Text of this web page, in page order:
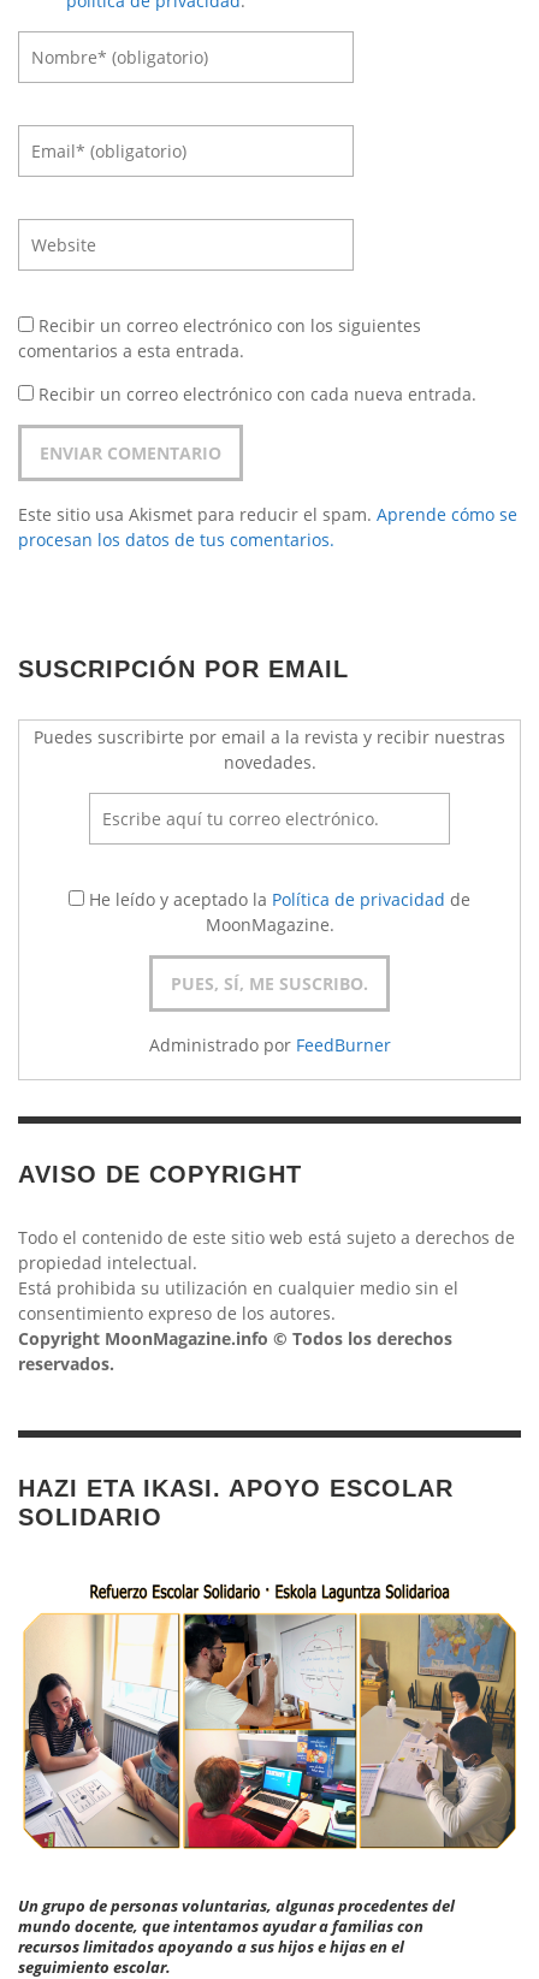
Recibir un correo electrónico con los siguientes
comentarios a esta entrada.
Recibir un correo electrónico con cada nueva entrada.
Este sitio usa Akismet para reducir el spam. Aprende cómo se
procesan los datos de tus comentarios.
SUSCRIPCIÓN POR EMAIL
Puedes suscribirte por email a la revista y recibir nuestras
novedades.
He leído y aceptado la Política de privacidad de
MoonMagazine.
Administrado por FeedBurner
AVISO DE COPYRIGHT
Todo el contenido de este sitio web está sujeto a derechos de
propiedad intelectual.
Está prohibida su utilización en cualquier medio sin el
consentimiento expreso de los autores.
Copyright MoonMagazine.info © Todos los derechos
reservados.
HAZI ETA IKASI. APOYO ESCOLAR
SOLIDARIO
Un grupo de personas voluntarias, algunas procedentes del
mundo docente, que intentamos ayudar a familias con
recursos limitados apoyando a sus hijos e hijas en el
seguimiento escolar.